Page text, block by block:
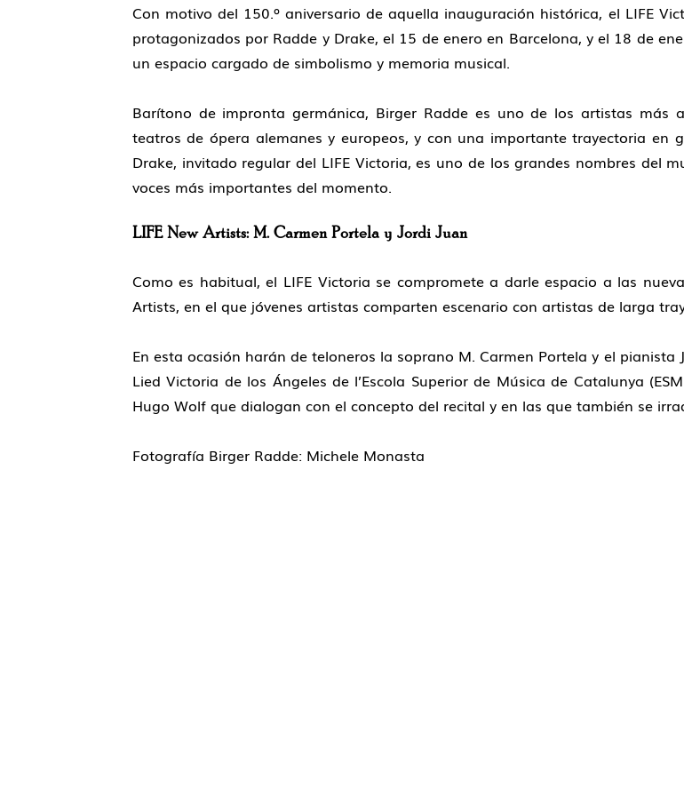
Con motivo del 150.º aniversariode aquella inauguración histórica, el LIFE
protagonizados por Radde y Drake,el 15 de enero en Barcelona, y el 18 de
un espacio cargado de simbolismo y memoria musical.
Barítono de impronta germánica, Birger Raddees uno de los artistas más
teatros de ópera alemanes y europeos, y con una importante trayectoria en
Drake, invitado regular del LIFE Victoria, es uno de los grandes nombres del
voces más importantes del momento.
LIFE New Artists: M. Carmen Portela y Jordi Juan
Como es habitual, el LIFE Victoria se compromete a darle espacio a las
Artists, en el que jóvenes artistas comparten escenario con artistas de larga
En esta ocasión harán de teloneros la soprano M. Carmen Portelay el pianista
Lied Victoria de los Ángelesde l’Escola Superior de Música de Catalunya
Hugo Wolf que dialogan con el concepto del recital y en las que también se
Fotografía Birger Radde: Michele Monasta